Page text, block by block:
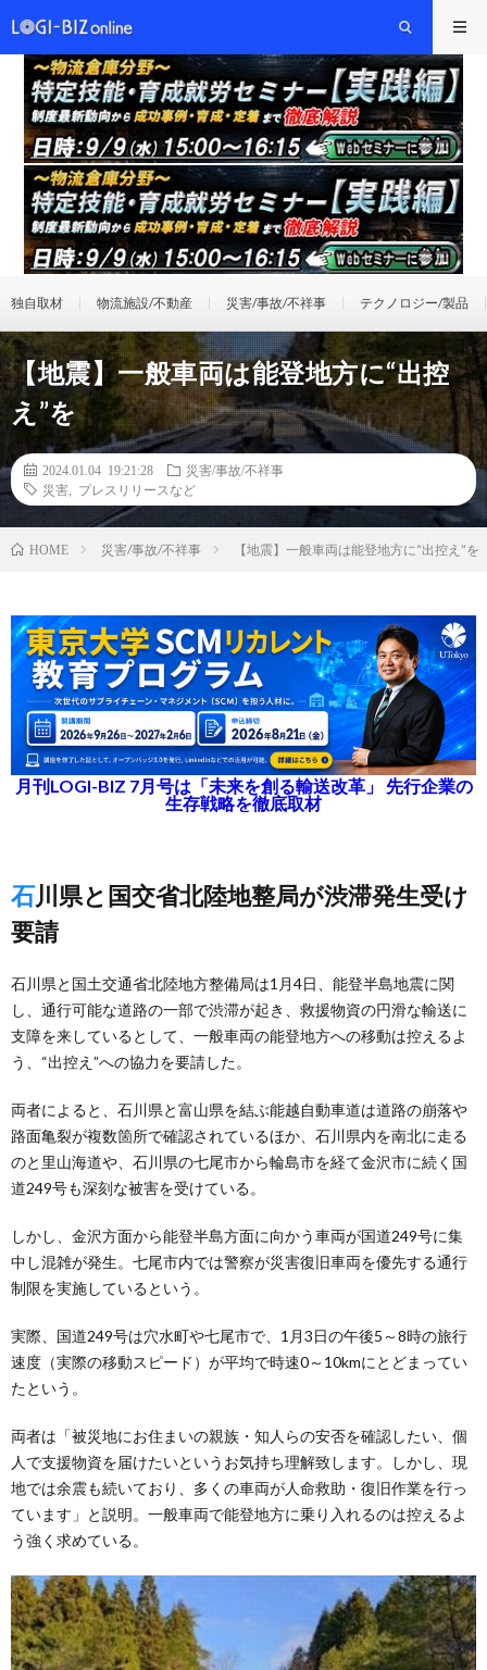
独自取材 物流施設/不動産 災害/事故/不祥事 テクノロジー/製品
【地震】一般車両は能登地方に“出控
え”を
2024.01.04 19:21:28
災害/事故/不祥事
災害
プレスリリースなど
HOME 災害/事故/不祥事 【地震】一般車両は能登地方に“出控え”を
月刊LOGI-BIZ 7月号は「未来を創る輸送改革」 先行企業の
生存戦略を徹底取材
石川県と国交省北陸地整局が渋滞発生受け
要請
石川県と国土交通省北陸地方整備局は1月4日、能登半島地震に関
し、通行可能な道路の一部で渋滞が起き、救援物資の円滑な輸送に
支障を来しているとして、一般車両の能登地方への移動は控えるよ
う、“出控え”への協力を要請した。
両者によると、石川県と富山県を結ぶ能越自動車道は道路の崩落や
路面亀裂が複数箇所で確認されているほか、石川県内を南北に走る
のと里山海道や、石川県の七尾市から輪島市を経て金沢市に続く国
道249号も深刻な被害を受けている。
しかし、金沢方面から能登半島方面に向かう車両が国道249号に集
中し混雑が発生。七尾市内では警察が災害復旧車両を優先する通行
制限を実施しているという。
実際、国道249号は穴水町や七尾市で、1月3日の午後5～8時の旅行
速度（実際の移動スピード）が平均で時速0～10kmにとどまってい
たという。
両者は「被災地にお住まいの親族・知人らの安否を確認したい、個
人で支援物資を届けたいというお気持ち理解致します。しかし、現
地では余震も続いており、多くの車両が人命救助・復旧作業を行っ
ています」と説明。一般車両で能登地方に乗り入れるのは控えるよ
う強く求めている。